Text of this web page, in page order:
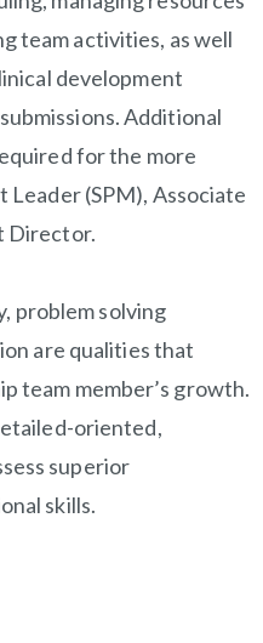
team activities, as well
development
Additional
for the more
Leader (SPM), Associate
Director.
problem solving
are qualities that
team member’s growth.
oriented,
superior
skills.